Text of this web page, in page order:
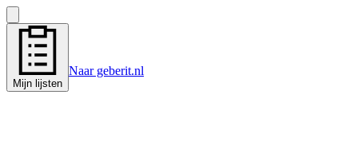
Mijn lijsten
Naar geberit.nl